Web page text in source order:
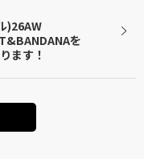
)26AW
を
ます！